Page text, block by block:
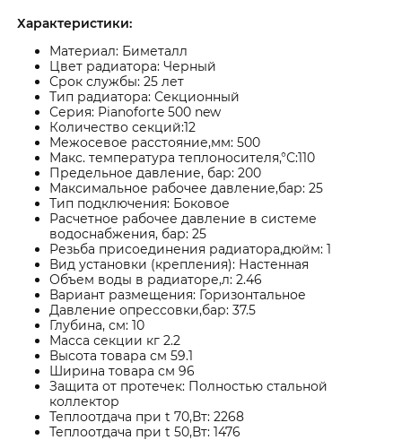
Характеристики:
Материал: Биметалл
Цвет радиатора: Черный
Срок службы: 25 лет
Тип радиатора: Секционный
Серия: Pianoforte 500 new
Количество секций:12
Межосевое расстояние,мм: 500
Макс. температура теплоносителя,°С:110
Предельное давление, бар: 200
Максимальное рабочее давление,бар: 25
Тип подключения: Боковое
Расчетное рабочее давление в системе
водоснабжения, бар: 25
Резьба присоединения радиатора,дюйм: 1
Вид установки (крепления): Настенная
Объем воды в радиаторе,л: 2.46
Вариант размещения: Горизонтальное
Давление опрессовки,бар: 37.5
Глубина, см: 10
Масса секции кг 2.2
Высота товара см 59.1
Ширина товара см 96
Защита от протечек: Полностью стальной
коллектор
Теплоотдача при t 70,Вт: 2268
Теплоотдача при t 50,Вт: 1476